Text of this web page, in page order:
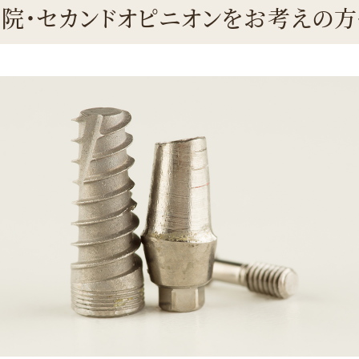
・セカンドオピニオンをお考えの